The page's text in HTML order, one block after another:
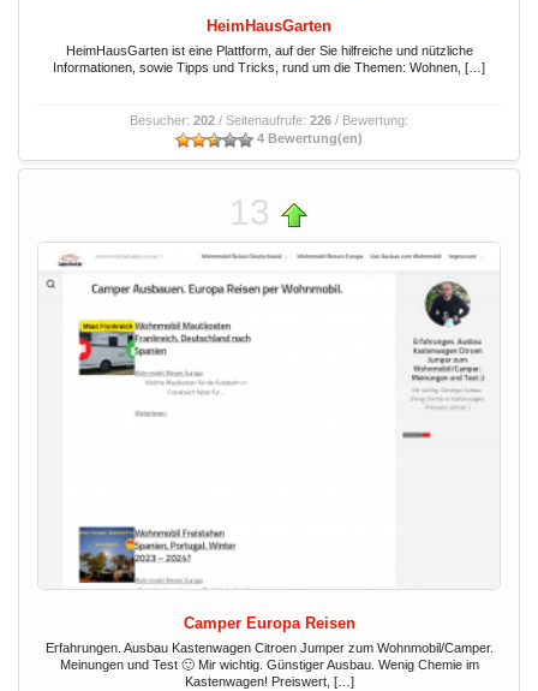
HeimHausGarten
HeimHausGarten ist eine Plattform, auf der Sie hilfreiche und nützliche
Informationen, sowie Tipps und Tricks, rund um die Themen: Wohnen, […]
Besucher: 202 / Seitenaufrufe: 226 / Bewertung:
4 Bewertung(en)
13
Camper Europa Reisen
Erfahrungen. Ausbau Kastenwagen Citroen Jumper zum Wohnmobil/Camper.
Meinungen und Test 🙂 Mir wichtig. Günstiger Ausbau. Wenig Chemie im
Kastenwagen! Preiswert, […]